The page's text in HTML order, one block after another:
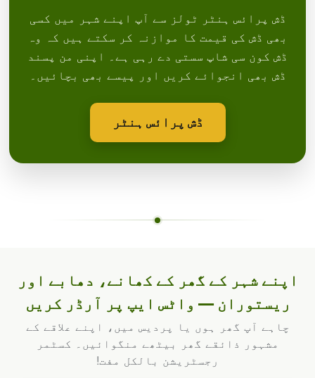
ڈش پرائس ہنٹر ٹولز سے آپ اپنے شہر میں کسی
بھی ڈش کی قیمت کا موازنہ کر سکتے ہیں کہ وہ
ڈش کون سی شاپ سستی دے رہی ہے۔ اپنی من پسند
ڈش بھی انجوائے کریں اور پیسے بھی بچائیں۔
ڈش پرائس ہنٹر
اپنے شہر کے گھر کے کھانے، دھابے اور
ریستوران — واٹس ایپ پر آرڈر کریں
چاہے آپ گھر ہوں یا پردیس میں، اپنے علاقے کے
مشہور ذائقے گھر بیٹھے منگوائیں۔ کسٹمر
رجسٹریشن بالکل مفت!